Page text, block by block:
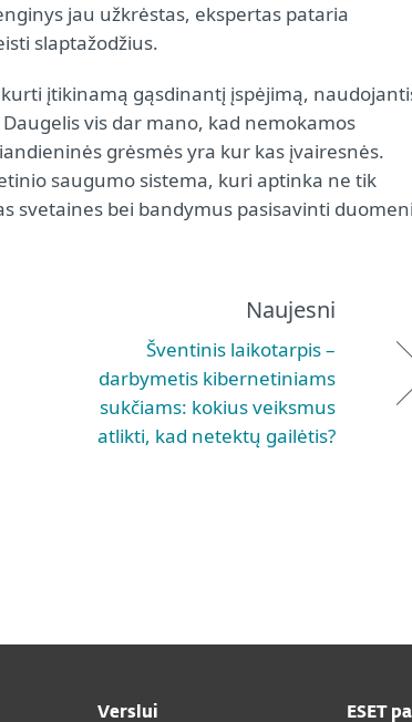
jau užkrėstas, ekspertas pataria
slaptažodžius.
įtikinamą gąsdinantį įspėjimą,
vis dar mano, kad nemokamos
grėsmės yra kur kas įvairesnės.
saugumo sistema, kuri aptinka ne tik
svetaines bei bandymus pasisavinti
Naujesni
Šventinis laikotarpis –
darbymetis kibernetiniams
sukčiams: kokius veiksmus
atlikti, kad netektų gailėtis?
Verslui ESET